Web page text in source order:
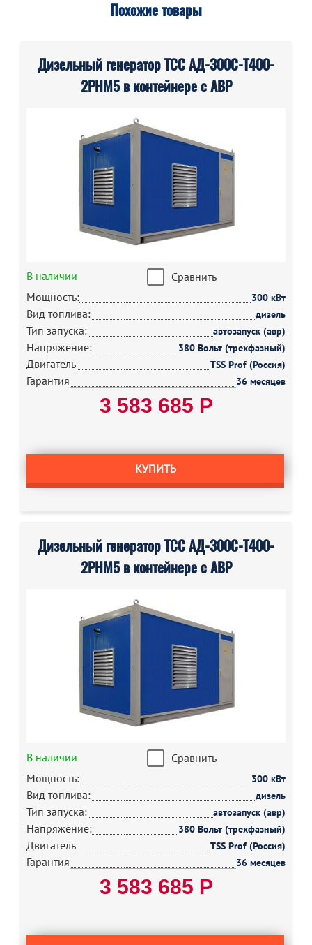
Похожие товары
Дизельный генератор ТСС АД-300С-Т400-
2РНМ5 в контейнере с АВР
В наличии
Сравнить
Мощность:
300 кВт
Вид топлива: дизель
Тип запуска: автозапуск (авр)
Напряжение: 380 Вольт (трехфазный)
Двигатель TSS Prof (Россия)
Гарантия 36 месяцев
3 583 685 Р
КУПИТЬ
Дизельный генератор ТСС АД-300С-Т400-
2РНМ5 в контейнере с АВР
В наличии
Сравнить
Мощность:
300 кВт
Вид топлива: дизель
Тип запуска: автозапуск (авр)
Напряжение: 380 Вольт (трехфазный)
Двигатель TSS Prof (Россия)
Гарантия 36 месяцев
3 583 685 Р